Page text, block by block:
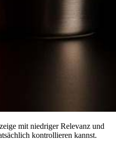
mit niedriger Relevanz und
kontrollieren kannst.